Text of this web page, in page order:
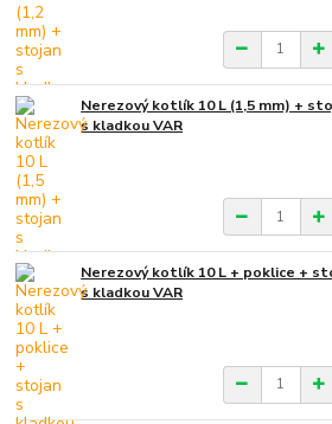
Nerezový kotlík 10 L (1,5 mm) +
s kladkou VAR
Nerezový kotlík 10 L + poklice +
s kladkou VAR